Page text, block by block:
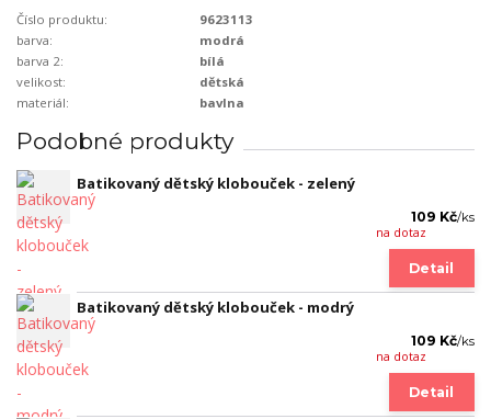
Číslo produktu:
9623113
barva:
modrá
barva 2:
bílá
velikost:
dětská
materiál:
bavlna
Podobné produkty
Batikovaný dětský klobouček - zelený
109 Kč/ks
na dotaz
Detail
Batikovaný dětský klobouček - modrý
109 Kč/ks
na dotaz
Detail